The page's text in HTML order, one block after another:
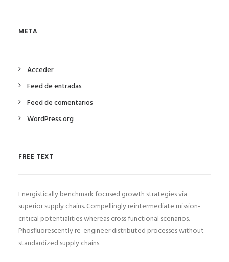
META
Acceder
Feed de entradas
Feed de comentarios
WordPress.org
FREE TEXT
Energistically benchmark focused growth strategies via
superior supply chains. Compellingly reintermediate mission-
critical potentialities whereas cross functional scenarios.
Phosfluorescently re-engineer distributed processes without
standardized supply chains.